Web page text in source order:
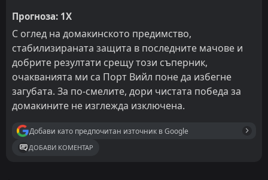
Прогноза: 1X
С оглед на домакинското предимство,
стабилизираната защита в последните мачове и
добрите резултати срещу този съперник,
очакванията ми са Порт Вийл поне да избегне
загубата. За по-смелите, дори чистата победа за
домакините не изглежда изключена.
Добави като предпочитан източник в Google
ДОБАВИ КОМЕНТАР